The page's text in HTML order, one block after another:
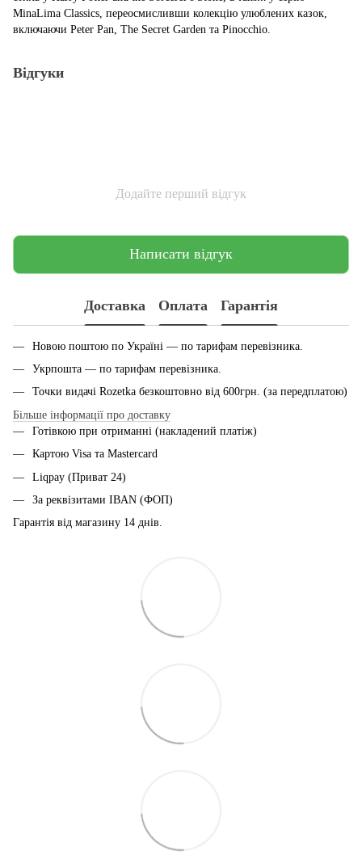
MinaLima Classics, переосмисливши колекцію улюблених казок,
включаючи Peter Pan, The Secret Garden та Pinocchio.
Відгуки
Додайте перший відгук
Написати відгук
Доставка Оплата Гарантія
Новою поштою по Україні — по тарифам перевiзника.
Укрпошта — по тарифам перевiзника.
Точки видачі Rozetka безкоштовно від 600грн. (за передплатою)
Більше інформації про доставку
Готівкою при отриманні (накладений платіж)
Картою Visa та Mastercard
Liqpay (Приват 24)
За реквізитами IBAN (ФОП)
Гарантія від магазину 14 днiв.